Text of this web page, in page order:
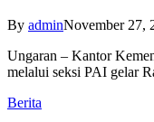
By adminNovember 27,
Ungaran – Kantor
melalui seksi PAI gelar
Berita